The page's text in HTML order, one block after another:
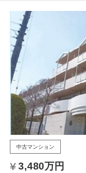
中古マンション
3,480万円